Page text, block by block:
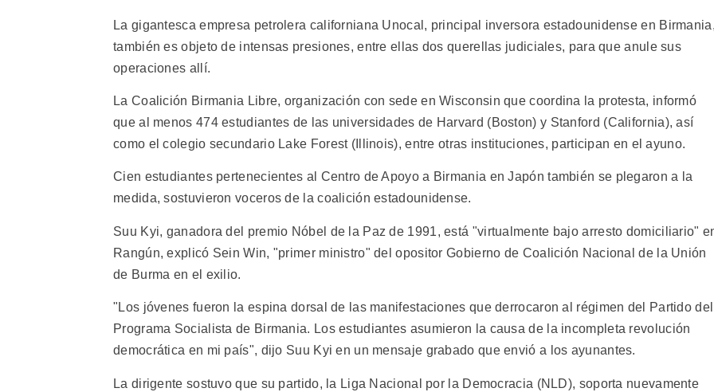
La gigantesca empresa petrolera californiana Unocal, principal inversora estadounidense en
también es objeto de intensas presiones, entre ellas dos querellas judiciales, para que anule sus
operaciones allí.
La Coalición Birmania Libre, organización con sede en Wisconsin que coordina la protesta, informó
que al menos 474 estudiantes de las universidades de Harvard (Boston) y Stanford (California), así
como el colegio secundario Lake Forest (Illinois), entre otras instituciones, participan en el ayuno.
Cien estudiantes pertenecientes al Centro de Apoyo a Birmania en Japón también se plegaron a la
medida, sostuvieron voceros de la coalición estadounidense.
Suu Kyi, ganadora del premio Nóbel de la Paz de 1991, está "virtualmente bajo arresto domiciliario"
Rangún, explicó Sein Win, "primer ministro" del opositor Gobierno de Coalición Nacional de la Unión
de Burma en el exilio.
"Los jóvenes fueron la espina dorsal de las manifestaciones que derrocaron al régimen del Partido del
Programa Socialista de Birmania. Los estudiantes asumieron la causa de la incompleta revolución
democrática en mi país", dijo Suu Kyi en un mensaje grabado que envió a los ayunantes.
La dirigente sostuvo que su partido, la Liga Nacional por la Democracia (NLD), soporta nuevamente